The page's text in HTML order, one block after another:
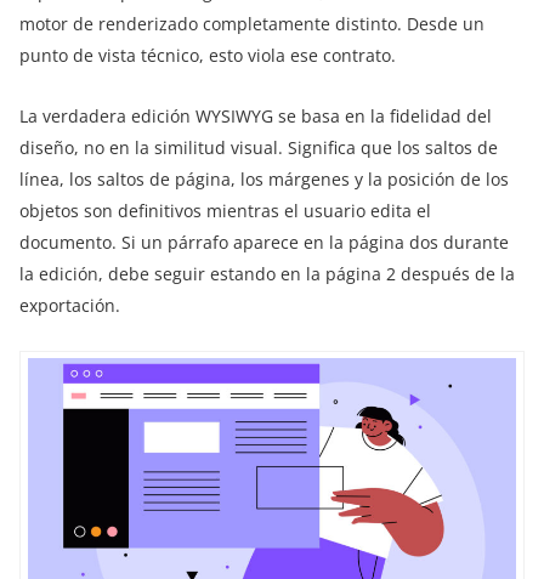
motor de renderizado completamente distinto. Desde un
punto de vista técnico, esto viola ese contrato.
La verdadera edición WYSIWYG se basa en la fidelidad del
diseño, no en la similitud visual. Significa que los saltos de
línea, los saltos de página, los márgenes y la posición de los
objetos son definitivos mientras el usuario edita el
documento. Si un párrafo aparece en la página dos durante
la edición, debe seguir estando en la página 2 después de la
exportación.